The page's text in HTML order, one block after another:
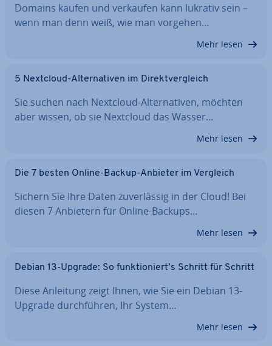
Domains kaufen und verkaufen kann lukrativ sein –
wenn man denn weiß, wie man vorgehen…
Mehr lesen
5 Nextcloud-Al­ter­na­ti­ven im Di­rekt­ver­gleich
Sie suchen nach Nextcloud-Al­ter­na­ti­ven, möchten
aber wissen, ob sie Nextcloud das Wasser…
Mehr lesen
Die 7 besten Online-Backup-Anbieter im Vergleich
Sichern Sie Ihre Daten zu­ver­läs­sig in der Cloud! Bei
diesen 7 Anbietern für Online-Backups…
Mehr lesen
Debian 13-Upgrade: So funk­tio­niert’s Schritt für Schritt
Diese Anleitung zeigt Ihnen, wie Sie ein Debian 13-
Upgrade durch­füh­ren, Ihr System…
Mehr lesen